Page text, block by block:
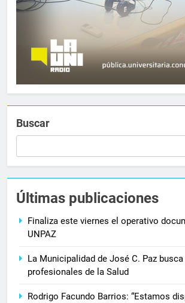
Buscar
Últimas publicaciones
Finaliza este viernes el operativo
UNPAZ
La Municipalidad de José C. Paz
profesionales de la Salud
Rodrigo Facundo Barrios: “Estamos